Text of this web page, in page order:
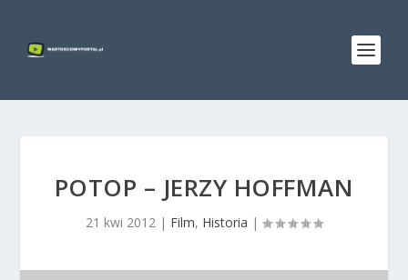
POTOP – JERZY HOFFMAN
21 kwi 2012 | Film, Historia |